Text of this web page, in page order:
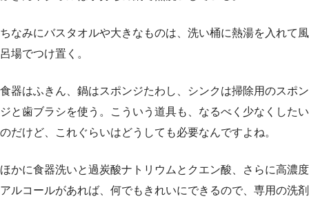
ちなみにバスタオルや大きなものは、洗い桶に熱湯を入れて風
呂場でつけ置く。
食器はふきん、鍋はスポンジたわし、シンクは掃除用のスポン
ジと歯ブラシを使う。こういう道具も、なるべく少なくしたい
のだけど、これぐらいはどうしても必要なんですよね。
ほかに食器洗いと過炭酸ナトリウムとクエン酸、さらに高濃度
アルコールがあれば、何でもきれいにできるので、専用の洗剤